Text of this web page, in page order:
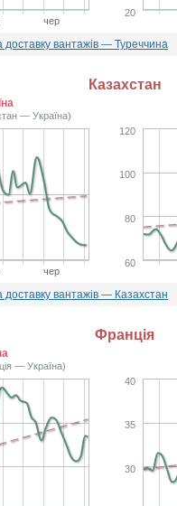
чер
20
доставку вантажів — Туреччина
Казахстан
— Україна)
чер
60
80
100
120
доставку вантажів — Казахстан
Франція
— Україна)
30
35
40